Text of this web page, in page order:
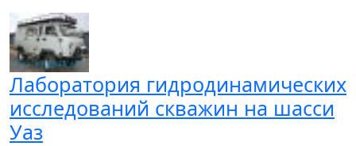
Лаборатория гидродинамических
исследований скважин на шасси
Уаз